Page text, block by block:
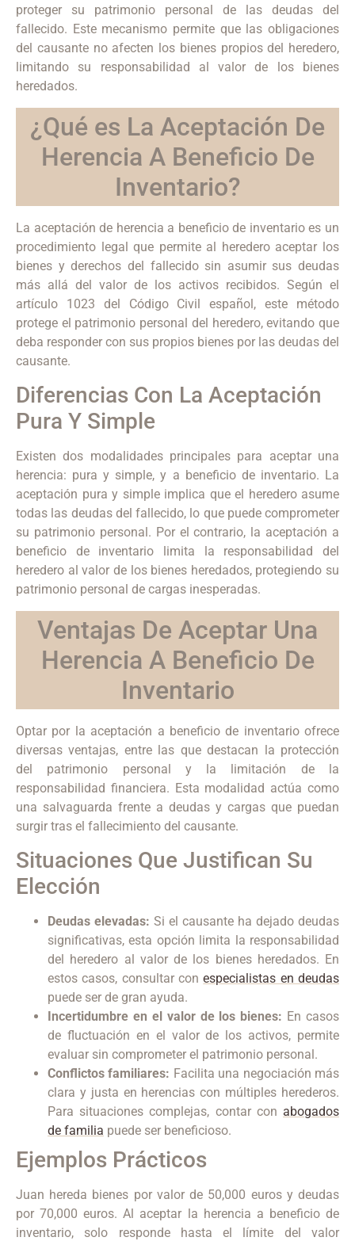
proteger su patrimonio personal de las deudas del
fallecido. Este mecanismo permite que las obligaciones
del causante no afecten los bienes propios del heredero,
limitando su responsabilidad al valor de los bienes
heredados.
¿Qué es La Aceptación De
Herencia A Beneficio De
Inventario?
La aceptación de herencia a beneficio de inventario es un
procedimiento legal que permite al heredero aceptar los
bienes y derechos del fallecido sin asumir sus deudas
más allá del valor de los activos recibidos. Según el
artículo 1023 del Código Civil español, este método
protege el patrimonio personal del heredero, evitando que
deba responder con sus propios bienes por las deudas del
causante.
Diferencias Con La Aceptación
Pura Y Simple
Existen dos modalidades principales para aceptar una
herencia: pura y simple, y a beneficio de inventario. La
aceptación pura y simple implica que el heredero asume
todas las deudas del fallecido, lo que puede comprometer
su patrimonio personal. Por el contrario, la aceptación a
beneficio de inventario limita la responsabilidad del
heredero al valor de los bienes heredados, protegiendo su
patrimonio personal de cargas inesperadas.
Ventajas De Aceptar Una
Herencia A Beneficio De
Inventario
Optar por la aceptación a beneficio de inventario ofrece
diversas ventajas, entre las que destacan la protección
del patrimonio personal y la limitación de la
responsabilidad financiera. Esta modalidad actúa como
una salvaguarda frente a deudas y cargas que puedan
surgir tras el fallecimiento del causante.
Situaciones Que Justifican Su
Elección
Deudas elevadas: Si el causante ha dejado deudas
significativas, esta opción limita la responsabilidad
del heredero al valor de los bienes heredados. En
estos casos, consultar conespecialistas en deudas
puede ser de gran ayuda.
Incertidumbre en el valor de los bienes: En casos
de fluctuación en el valor de los activos, permite
evaluar sin comprometer el patrimonio personal.
Conflictos familiares: Facilita una negociación más
clara y justa en herencias con múltiples herederos.
Para situaciones complejas, contar con abogados
de familia puede ser beneficioso.
Ejemplos Prácticos
Juan hereda bienes por valor de 50,000 euros y deudas
por 70,000 euros. Al aceptar la herencia a beneficio de
inventario, solo responde hasta el límite del valor